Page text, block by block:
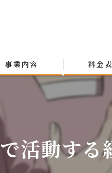
事業内容 料金表
活動す